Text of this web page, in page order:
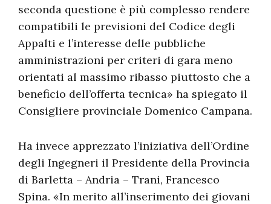
seconda questione è più complesso rendere
compatibili le previsioni del Codice degli
Appalti e l’interesse delle pubbliche
amministrazioni per criteri di gara meno
orientati al massimo ribasso piuttosto che a
beneficio dell’offerta tecnica» ha spiegato il
Consigliere provinciale Domenico Campana.
Ha invece apprezzato l’iniziativa dell’Ordine
degli Ingegneri il Presidente della Provincia
di Barletta – Andria – Trani, Francesco
Spina. «In merito all’inserimento dei giovani